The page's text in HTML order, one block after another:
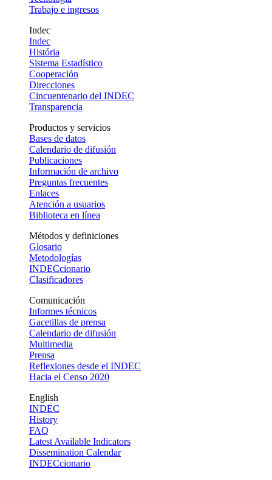
Trabajo e ingresos
Indec
Indec
História
Sistema Estadístico
Cooperación
Direcciones
Cincuentenario del INDEC
Transparencia
Productos y servicios
Bases de datos
Calendario de difusión
Publicaciones
Información de archivo
Preguntas frecuentes
Enlaces
Atención a usuarios
Biblioteca en línea
Métodos y definiciones
Glosario
Metodologías
INDECcionario
Clasificadores
Comunicación
Informes técnicos
Gacetillas de prensa
Calendario de difusión
Multimedia
Prensa
Reflexiones desde el INDEC
Hacia el Censo 2020
English
INDEC
History
FAQ
Latest Available Indicators
Dissemination Calendar
INDECcionario